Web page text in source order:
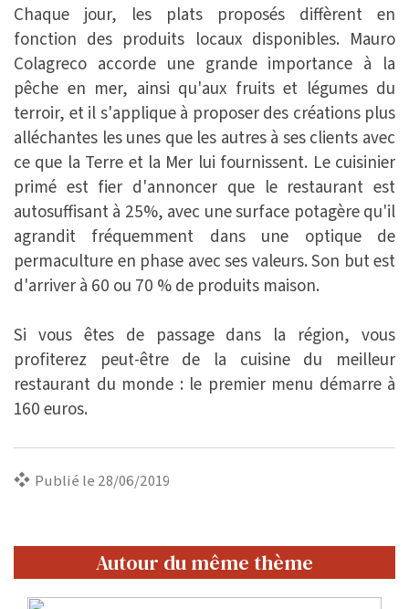
Chaque jour, les plats proposés diffèrent en
fonction des produits locaux disponibles. Mauro
Colagreco accorde une grande importance à la
pêche en mer, ainsi qu'aux fruits et légumes du
terroir, et il s'applique à proposer des créations plus
alléchantes les unes que les autres à ses clients avec
ce que la Terre et la Mer lui fournissent. Le cuisinier
primé est fier d'annoncer que le restaurant est
autosuffisant à 25%, avec une surface potagère qu'il
agrandit fréquemment dans une optique de
permaculture en phase avec ses valeurs. Son but est
d'arriver à 60 ou 70 % de produits maison.
Si vous êtes de passage dans la région, vous
profiterez peut-être de la cuisine du meilleur
restaurant du monde : le premier menu démarre à
160 euros.
Publié le 28/06/2019
Autour du même thème